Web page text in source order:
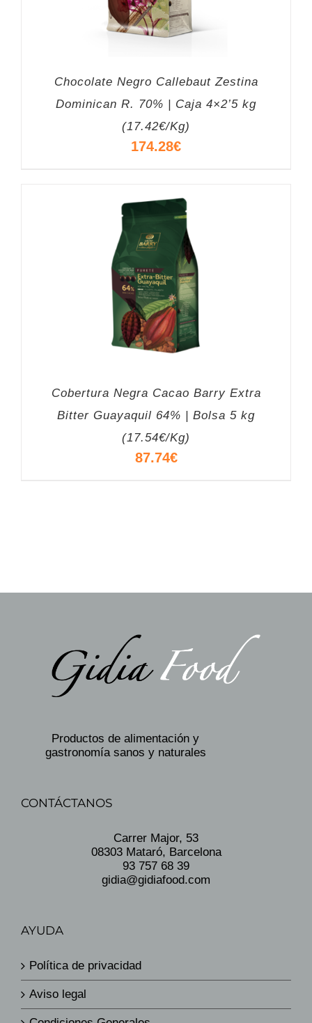
Chocolate Negro Callebaut Zestina
Dominican R. 70% | Caja 4×2’5 kg
(17.42€/Kg)
174.28€
Cobertura Negra Cacao Barry Extra
Bitter Guayaquil 64% | Bolsa 5 kg
(17.54€/Kg)
87.74€
Productos de alimentación y
gastronomía sanos y naturales
CONTÁCTANOS
Carrer Major, 53
08303 Mataró, Barcelona
93 757 68 39
gidia@gidiafood.com
AYUDA
Política de privacidad
Aviso legal